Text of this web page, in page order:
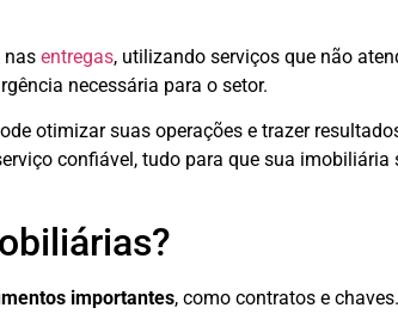
nas entregas, utilizando serviços que não
necessária para o setor.
otimizar suas operações e trazer
confiável, tudo para que sua
importantes, como contratos e